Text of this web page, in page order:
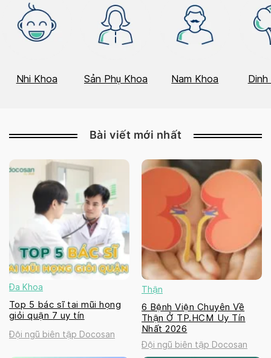
Nhi Khoa Sản Phụ Khoa Nam Khoa Dinh
Bài viết mới nhất
Đa Khoa
Top 5 bác sĩ tai mũi họng
giỏi quận 7 uy tín
Đội ngũ biên tập Docosan
Thận
6 Bệnh Viện Chuyên Về
Thận Ở TP.HCM Uy Tín
Nhất 2026
Đội ngũ biên tập Docosan